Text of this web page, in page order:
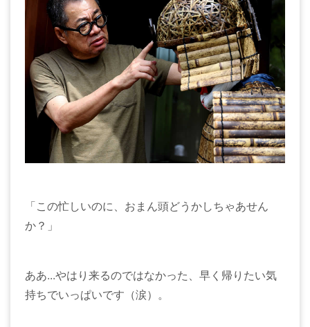
「この忙しいのに、おまん頭どうかしちゃあせん
か？」
ああ...やはり来るのではなかった、早く帰りたい気
持ちでいっぱいです（涙）。